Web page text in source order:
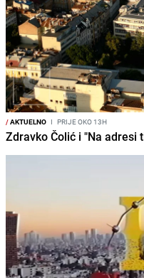
/AKTUELNO I PRIJE OKO 13H
Zdravko Čolić i "Na adresi